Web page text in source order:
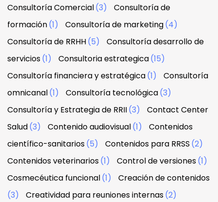
Consultoría Comercial(3)
Consultoría de
formación(1) Consultoría de marketing(4)
Consultoría de RRHH(5)
Consultoría desarrollo de
servicios(1) Consultoria estrategica(15)
Consultoría financiera y estratégica(1)
Consultoría
omnicanal(1) Consultoría tecnológica(3)
Consultoría y Estrategia de RRII(3)
Contact Center
Salud(3) Contenido audiovisual(1)
Contenidos
científico-sanitarios(5) Contenidos para RRSS (2)
Contenidos veterinarios(1) Control de versiones(1)
Cosmecéutica funcional(1)
Creación de contenidos
(3)
Creatividad para reuniones internas(2)